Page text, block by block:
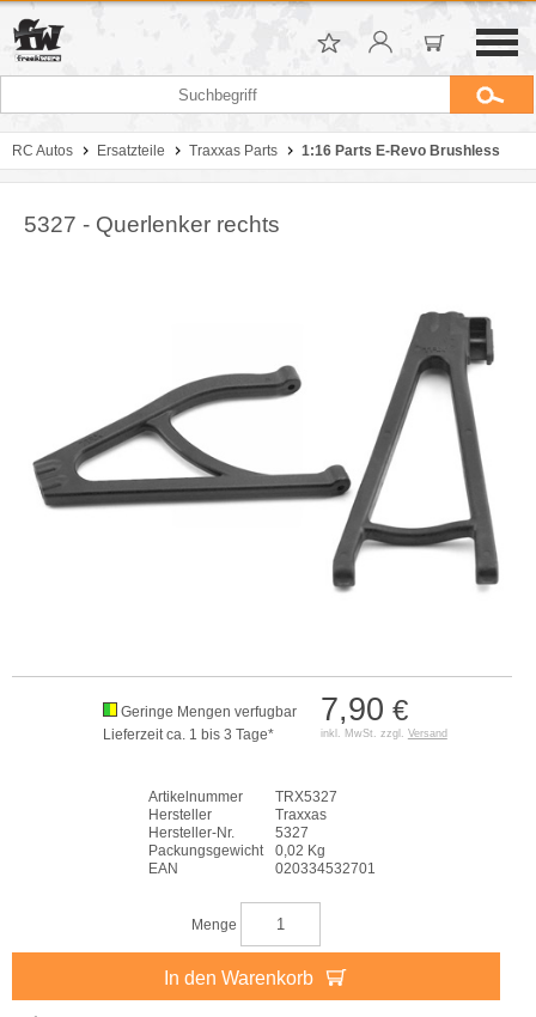
RC Autos Ersatzteile Traxxas Parts 1:16 Parts E-Revo Brushless
5327 - Querlenker rechts
7,90 €
inkl. MwSt. zzgl. Versand
Geringe Mengen verfugbar
Lieferzeit ca. 1 bis 3 Tage*
Artikelnummer
TRX5327
Hersteller
Traxxas
Hersteller-Nr.
5327
Packungsgewicht
0,02 Kg
EAN
020334532701
Menge
In den Warenkorb